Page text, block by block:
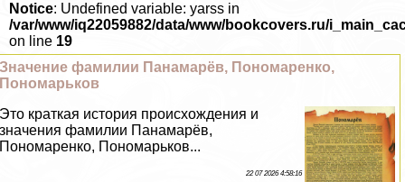
Notice: Undefined variable: yarss in
/var/www/iq22059882/data/www/bookcovers.ru/
on line 19
Значение фамилии Панамарёв, Пономаренко,
Пономарьков
Это краткая история происхождения и
значения фамилии Панамарёв,
Пономаренко, Пономарьков...
22 07 2026 4:58:16